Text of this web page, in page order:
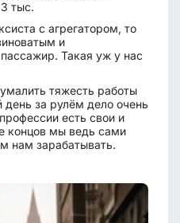
тыс.
с агрегатором, то
и
Такая уж у нас
тяжесть работы
день за рулём дело очень
есть свои и
концов мы ведь сами
нам зарабатывать.